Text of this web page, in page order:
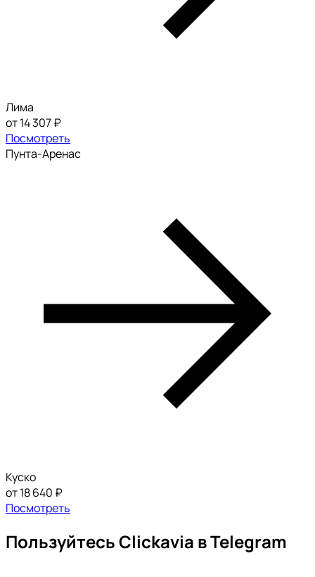
Лима
от 14 307 ₽
Посмотреть
Пунта-Аренас
Куско
от 18 640 ₽
Посмотреть
Пользуйтесь Clickavia в Telegram